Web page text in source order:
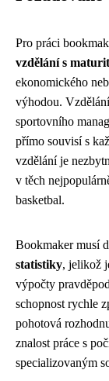
Pro práci
vzdělání s
ekonomického
výhodou.
sportovního
přímo souvisí s
vzdělání je
v těch
basketbal.
Bookmaker musí
statistiky, jelikož
výpočty
schopnost rychle
pohotová
znalost práce s
specializovaným